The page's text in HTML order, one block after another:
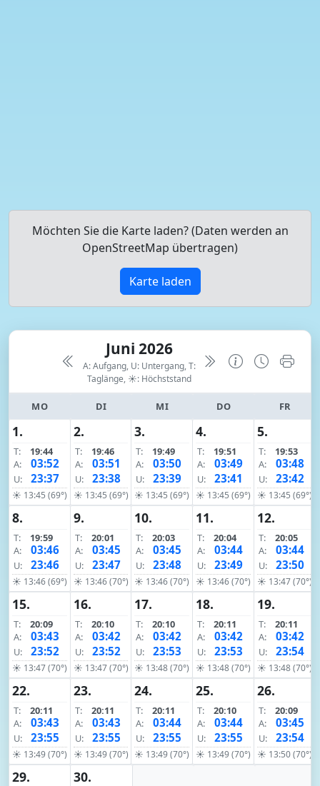
Möchten Sie die Karte laden? (Daten werden an
OpenStreetMap übertragen)
Karte laden
Juni 2026
A: Aufgang, U: Untergang, T:
Taglänge, ☀: Höchststand
MO DI MI DO FR
1.
T:
19:44
A:
03:52
U: 23:37
☀ 13:45 (69°)
2.
T:
19:46
A:
03:51
U: 23:38
☀ 13:45 (69°)
3.
T:
19:49
A:
03:50
U: 23:39
☀ 13:45 (69°)
4.
T:
19:51
A:
03:49
U: 23:41
☀ 13:45 (69°)
5.
T:
19:53
A:
03:48
U: 23:42
☀ 13:45 (69°)
8.
T:
19:59
A:
03:46
U: 23:46
☀ 13:46 (69°)
9.
T:
20:01
A:
03:45
U: 23:47
☀ 13:46 (70°)
10.
T:
20:03
A:
03:45
U: 23:48
☀ 13:46 (70°)
11.
T:
20:04
A:
03:44
U: 23:49
☀ 13:46 (70°)
12.
T:
20:05
A:
03:44
U: 23:50
☀ 13:47 (70°)
15.
T:
20:09
A:
03:43
U: 23:52
☀ 13:47 (70°)
16.
T:
20:10
A:
03:42
U: 23:52
☀ 13:47 (70°)
17.
T:
20:10
A:
03:42
U: 23:53
☀ 13:48 (70°)
18.
T:
20:11
A:
03:42
U: 23:53
☀ 13:48 (70°)
19.
T:
20:11
A:
03:42
U: 23:54
☀ 13:48 (70°)
22.
T:
20:11
A:
03:43
U: 23:55
☀ 13:49 (70°)
23.
T:
20:11
A:
03:43
U: 23:55
☀ 13:49 (70°)
24.
T:
20:11
A:
03:44
U: 23:55
☀ 13:49 (70°)
25.
T:
20:10
A:
03:44
U: 23:55
☀ 13:49 (70°)
26.
T:
20:09
A:
03:45
U: 23:54
☀ 13:50 (70°)
29. 30.